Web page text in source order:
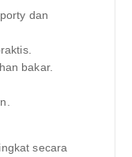
dan
bakar.
secara